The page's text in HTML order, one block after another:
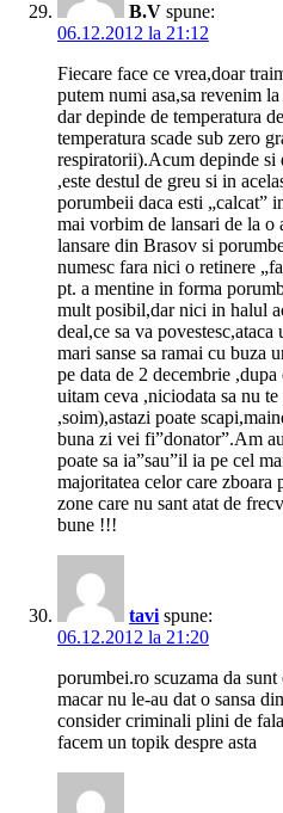
B.V spune:
06.12.2012 la 21:12
Fiecare face ce vrea,doar
putem numi asa,sa revenim
dar depinde de temperatura
temperatura scade sub zero
respiratorii).Acum depinde si
,este destul de greu si in
porumbeii daca esti „calcat”
mai vorbim de lansari de la
lansare din Brasov si
numesc fara nici o retinere
pt. a mentine in forma
mult posibil,dar nici in halul
deal,ce sa va
mari sanse sa ramai cu buza
pe data de 2 decembrie
uitam ceva ,niciodata sa nu
,soim),astazi poate
buna zi vei fi”donator”.Am
poate sa ia”sau”il ia pe cel
majoritatea celor care
zone care nu sant atat de
bune !!!
tavi spune:
06.12.2012 la 21:20
porumbei.ro scuzama da
macar nu le-au dat o sansa
consider criminali plini de
facem un topik despre asta